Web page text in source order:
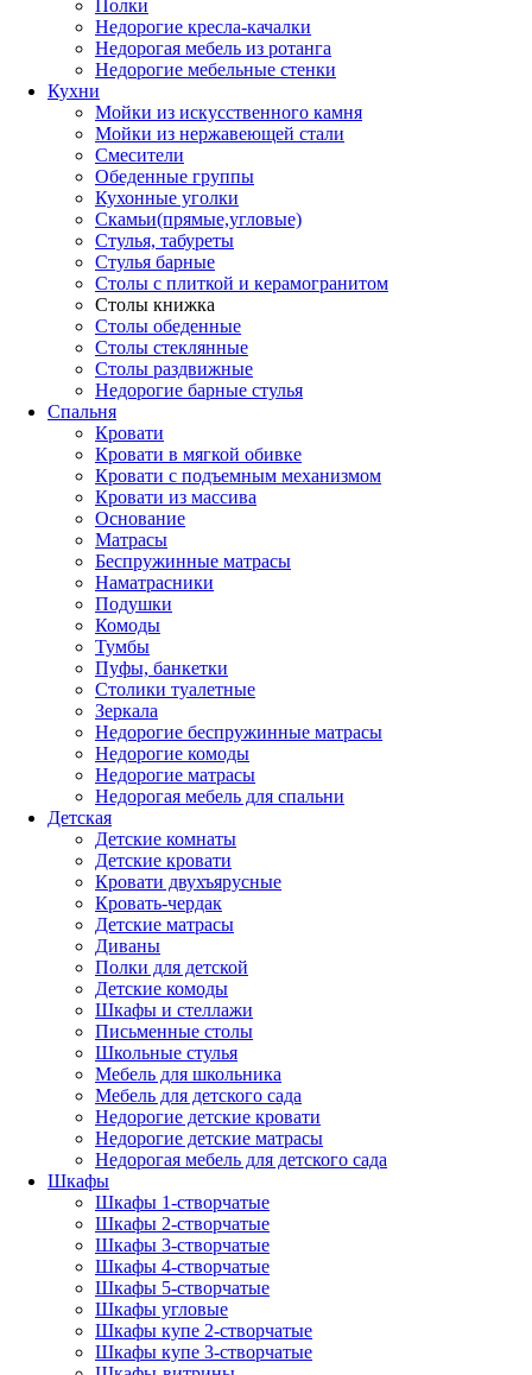
Полки
Недорогие кресла-качалки
Недорогая мебель из ротанга
Недорогие мебельные стенки
Кухни
Мойки из искусственного камня
Мойки из нержавеющей стали
Смесители
Обеденные группы
Кухонные уголки
Скамьи(прямые,угловые)
Стулья, табуреты
Стулья барные
Столы с плиткой и керамогранитом
Столы книжка
Столы обеденные
Столы стеклянные
Столы раздвижные
Недорогие барные стулья
Спальня
Кровати
Кровати в мягкой обивке
Кровати с подъемным механизмом
Кровати из массива
Основание
Матрасы
Беспружинные матрасы
Наматрасники
Подушки
Комоды
Тумбы
Пуфы, банкетки
Столики туалетные
Зеркала
Недорогие беспружинные матрасы
Недорогие комоды
Недорогие матрасы
Недорогая мебель для спальни
Детская
Детские комнаты
Детские кровати
Кровати двухъярусные
Кровать-чердак
Детские матрасы
Диваны
Полки для детской
Детские комоды
Шкафы и стеллажи
Письменные столы
Школьные стулья
Мебель для школьника
Мебель для детского сада
Недорогие детские кровати
Недорогие детские матрасы
Недорогая мебель для детского сада
Шкафы
Шкафы 1-створчатые
Шкафы 2-створчатые
Шкафы 3-створчатые
Шкафы 4-створчатые
Шкафы 5-створчатые
Шкафы угловые
Шкафы купе 2-створчатые
Шкафы купе 3-створчатые